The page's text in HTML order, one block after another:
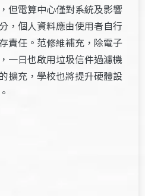
但電算中心僅對系統及影響
，個人資料應由使用者自行
責任。范修維補充，除電子
一日也啟用垃圾信件過濾機
擴充，學校也將提升硬體設